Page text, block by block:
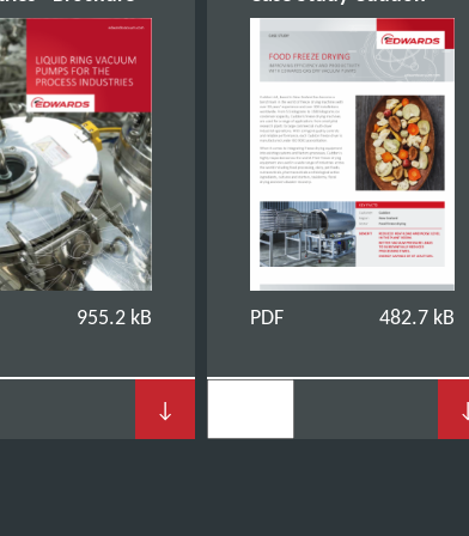
955.2 kB
↓
PDF 482.7 kB